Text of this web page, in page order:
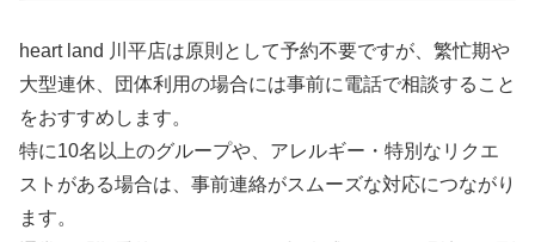
heart land 川平店は原則として予約不要ですが、繁忙期や
大型連休、団体利用の場合には事前に電話で相談すること
をおすすめします。
特に10名以上のグループや、アレルギー・特別なリクエ
ストがある場合は、事前連絡がスムーズな対応につながり
ます。